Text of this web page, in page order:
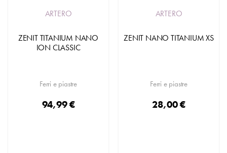
ARTERO
ZENIT TITANIUM NANO
ION CLASSIC
Ferri e piastre
94,99 €
ARTERO
ZENIT NANO TITANIUM XS
Ferri e piastre
28,00 €